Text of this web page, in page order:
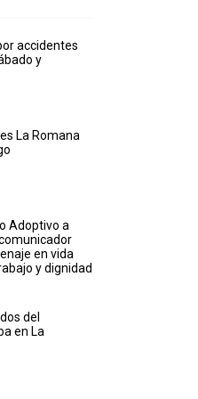
accidentes
y
La Romana
Adoptivo a
en vida
y dignidad
del
en La